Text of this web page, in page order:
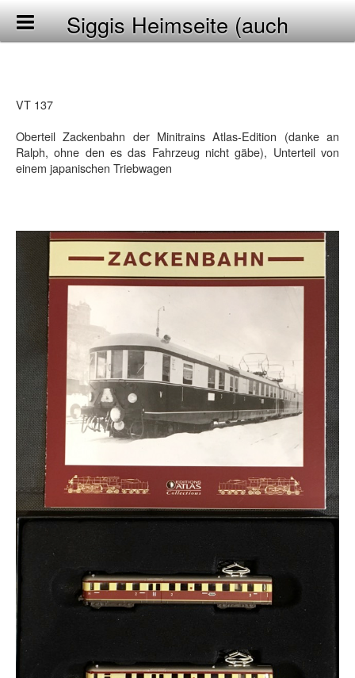
Siggis Heimseite (auch
VT 137
Oberteil Zackenbahn der Minitrains Atlas-Edition (danke an
Ralph, ohne den es das Fahrzeug nicht gäbe), Unterteil von
einem japanischen Triebwagen